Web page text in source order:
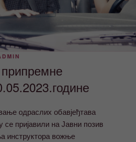
одраслих обавјеђтава
се пријавили на Јавни позив
инструктора вожње